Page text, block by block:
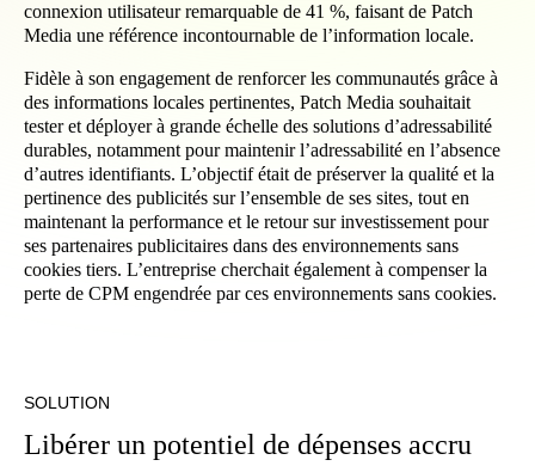
connexion utilisateur remarquable de 41 %, faisant de Patch
Media une référence incontournable de l’information locale.
Fidèle à son engagement de renforcer les communautés grâce à
des informations locales pertinentes, Patch Media souhaitait
tester et déployer à grande échelle des solutions d’adressabilité
durables, notamment pour maintenir l’adressabilité en l’absence
d’autres identifiants. L’objectif était de préserver la qualité et la
pertinence des publicités sur l’ensemble de ses sites, tout en
maintenant la performance et le retour sur investissement pour
ses partenaires publicitaires dans des environnements sans
cookies tiers. L’entreprise cherchait également à compenser la
perte de CPM engendrée par ces environnements sans cookies.
SOLUTION
Libérer un potentiel de dépenses accru